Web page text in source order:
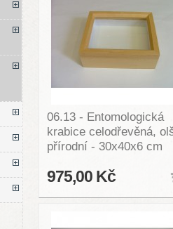
06.13 - Entomologická
krabice celodřevěná,
přírodní - 30x40x6 cm
975,00 Kč